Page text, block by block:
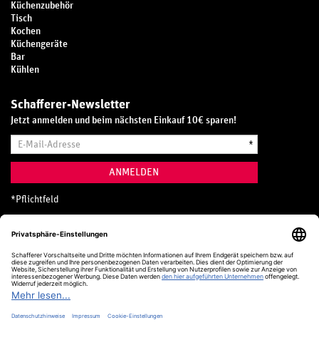
Küchenzubehör
Tisch
Kochen
Küchengeräte
Bar
Kühlen
Schafferer-Newsletter
Jetzt anmelden und beim nächsten Einkauf 10€ sparen!
Mail-
*
ANMELDEN
* Pflichtfeld
Hotline
0800 20 70 300 (D)
Kostenlos aus dem deutschen Festnetz
24 Stunden / 365 Tage im Jahr